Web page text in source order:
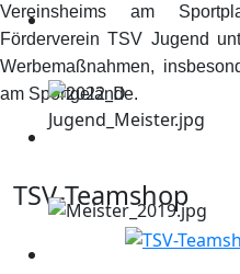
Vereinsheims am
Förderverein TSV Jugend
Werbemaßnahmen,
am Sportgelände.
TSV-Teamshop